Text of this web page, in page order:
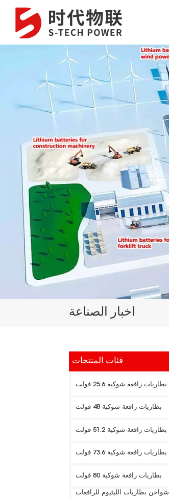
اخبار الصناعة
فئات المنتجات
بطاريات رافعة شوكية 25.6 فولت
بطاريات رافعة شوكية 48 فولت
بطاريات رافعة شوكية 51.2 فولت
بطاريات رافعة شوكية 73.6 فولت
بطاريات رافعة شوكية 80 فولت
شواحن بطاريات الليثيوم للرافعات